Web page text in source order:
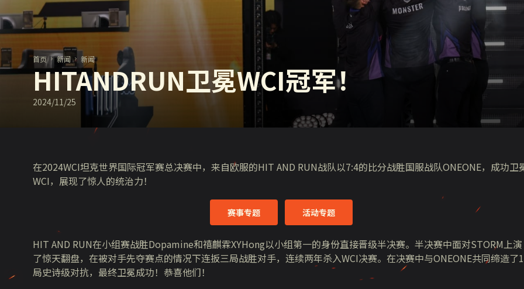
你好，吾久
万圣节
《以战止战》
首页 新闻 新闻
HITANDRUN卫冕WCI冠军！
2024/11/25
在2024WCI坦克世界国际冠军赛总决赛中，来自欧服的HIT AND RUN战队以7:4的比分战胜国服战队ONEONE，成功卫
WCI，展现了惊人的统治力！
赛事专题 活动专题
HIT AND RUN在小组赛战胜Dopamine和禧麒霖XYHong以小组第一的身份直接晋级半决赛。半决赛中面对STORM上演
了惊天翻盘，在被对手先夺赛点的情况下连扳三局战胜对手，连续两年杀入WCI决赛。在决赛中与ONEONE共同缔造了
局史诗级对抗，最终卫冕成功！恭喜他们！